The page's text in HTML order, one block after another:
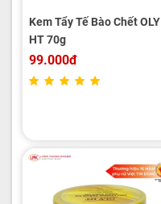
Kem Tẩy Tế Bào Chết OLY
HT 70g
99.000đ